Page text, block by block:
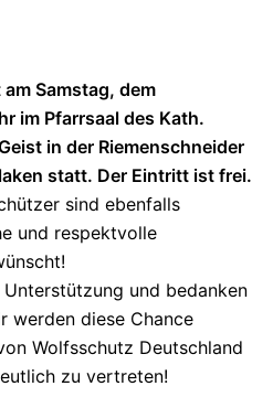
Samstag, dem
im Pfarrsaal des Kath.
in der Riemenschneider
statt. Der Eintritt ist frei.
sind ebenfalls
und respektvolle
und bedanken
werden diese Chance
Wolfsschutz Deutschland
zu vertreten!